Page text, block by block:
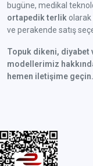
bugüne, medikal
ortapedik terlik olarak
ve perakende satış
Topuk dikeni, diyabet
modellerimiz
hemen iletişime geçin.